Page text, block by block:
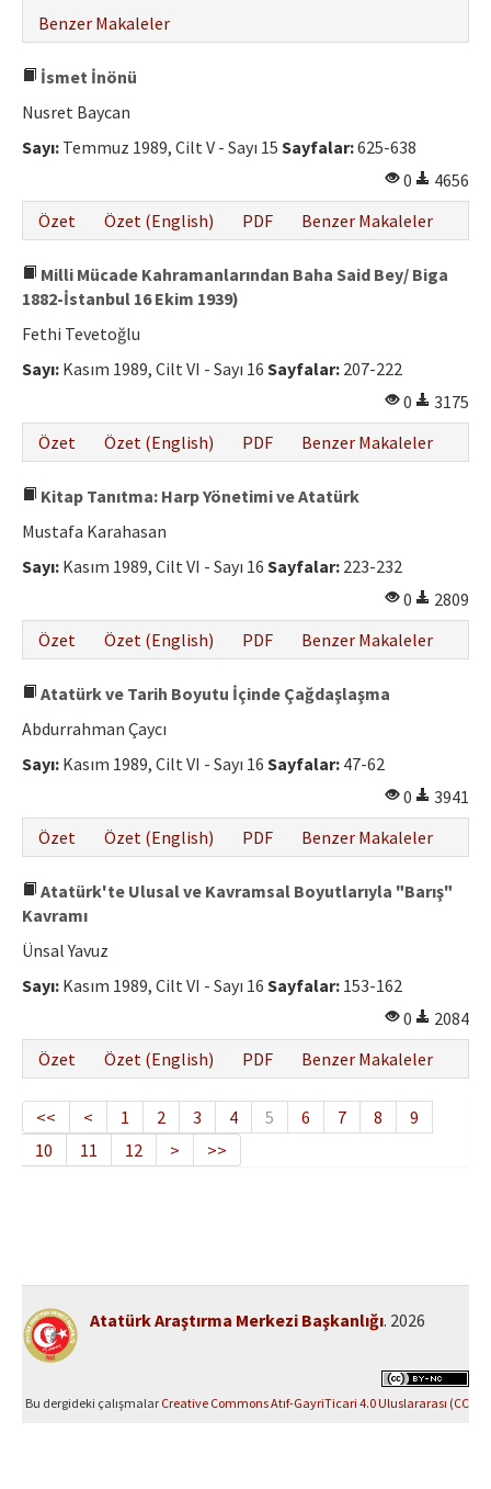
Benzer Makaleler
İsmet İnönü
Nusret Baycan
Sayı: Temmuz 1989, Cilt V - Sayı 15 Sayfalar:625-638
0
4656
Özet
Özet (English) PDF Benzer Makaleler
Milli Mücade Kahramanlarından Baha Said Bey/ Biga
1882-İstanbul 16 Ekim 1939)
Fethi Tevetoğlu
Sayı: Kasım 1989, Cilt VI - Sayı 16 Sayfalar: 207-222
0
3175
Özet
Özet (English) PDF Benzer Makaleler
Kitap Tanıtma: Harp Yönetimi ve Atatürk
Mustafa Karahasan
Sayı: Kasım 1989, Cilt VI - Sayı 16 Sayfalar: 223-232
0
2809
Özet
Özet (English) PDF Benzer Makaleler
Atatürk ve Tarih Boyutu İçinde Çağdaşlaşma
Abdurrahman Çaycı
Sayı: Kasım 1989, Cilt VI - Sayı 16 Sayfalar: 47-62
0
3941
Özet
Özet (English) PDF Benzer Makaleler
Atatürk'te Ulusal ve Kavramsal Boyutlarıyla "Barış"
Kavramı
Ünsal Yavuz
Sayı: Kasım 1989, Cilt VI - Sayı 16 Sayfalar: 153-162
0
2084
Özet
Özet (English) PDF Benzer Makaleler
<< < 1 2 3 4 5 6 7 8
9
10
11 12 > >>
Atatürk Araştırma Merkezi Başkanlığı. 2026
Bu dergideki çalışmalar Creative Commons Atıf-GayriTicari 4.0 Uluslararası (CC